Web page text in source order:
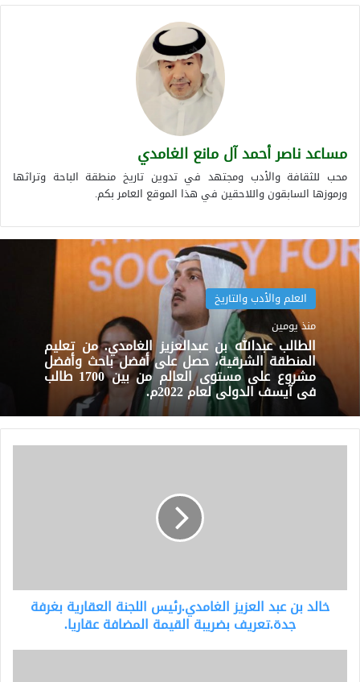
مساعد ناصر أحمد آل مانع الغامدي
محب للثقافة والأدب ومجتهد في تدوين تاريخ منطقة الباحة وتراثها
ورموزها السابقون واللاحقين في هذا الموقع العامر بكم.
العلم والأدب والتاريخ
منذ يومين
الطالب عبدالله بن عبدالعزيز الغامدي. من تعليم
المنطقة الشرقية، حصل على أفضل باحث وأفضل
مشروع على مستوى العالم من بين 1700 طالب
في آيسف الدولي لعام 2022م.
جدة.تعريف
بضريبة
عقاريا.
خالد بن عبد العزيز الغامدي.رئيس اللجنة العقارية بغرفة
جدة.تعريف بضريبة القيمة المضافة عقاريا.